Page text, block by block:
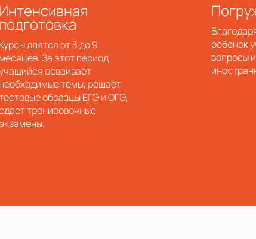
Интенсивная
подготовка
Курсы длятся от 3 до 9
месяцев. За этот период
осваивает
необходимые темы, решает
образцы ЕГЭ и ОГЭ,
тренировочные
ребенок
вопросы